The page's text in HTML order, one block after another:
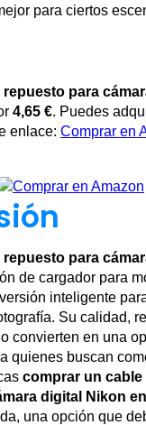
para ciertos
repuesto para
4,65 €. Puedes
enlace: Comprar en
repuesto para
de cargador para
inteligente
Su calidad,
convierten en una
quienes buscan
comprar un cable
digital Nikon
una opción que